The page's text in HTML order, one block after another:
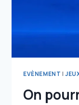
EVÈNEMENT |
On